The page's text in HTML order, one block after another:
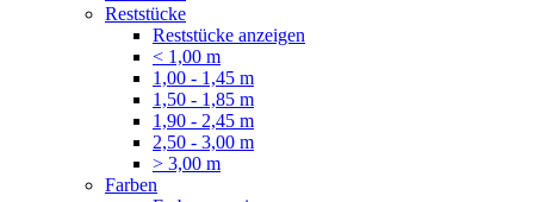
Reststücke
Reststücke anzeigen
< 1,00 m
1,00 - 1,45 m
1,50 - 1,85 m
1,90 - 2,45 m
2,50 - 3,00 m
> 3,00 m
Farben